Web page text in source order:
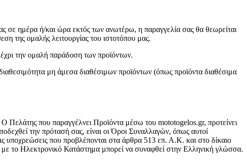
σε ημέρα ή/και ώρα εκτός των ανωτέρω, η παραγγελία σας θα θεωρείται
της ομαλής λειτουργίας του ιστοτόπου μας.
την ομαλή παράδοση των προϊόντων.
μη άμεσα διαθέσιμων προϊόντων (όπως προϊόντα διαθέσιμα
που παραγγέλνει Προϊόντα μέσω του mototogelos.gr, προτείνει
την πρότασή σας, είναι οι Όροι Συναλλαγών, όπως αυτοί
υποχρεώσεις που προβλέπονται στα άρθρα 513 επ. Α.Κ. και στο δίκαιο
το Ηλεκτρονικό Κατάστημα μπορεί να συναφθεί στην Ελληνική γλώσσα.